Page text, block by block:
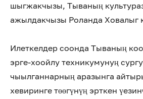
шыгжакчызы, Тываның
ажылдакчызы Роланда Ховалыг
Илеткелдер соонда Тываның
эрге-хоойлу техникумунуң
чыылганнарның аразынга
хевиринге төөгүнүң эрткен